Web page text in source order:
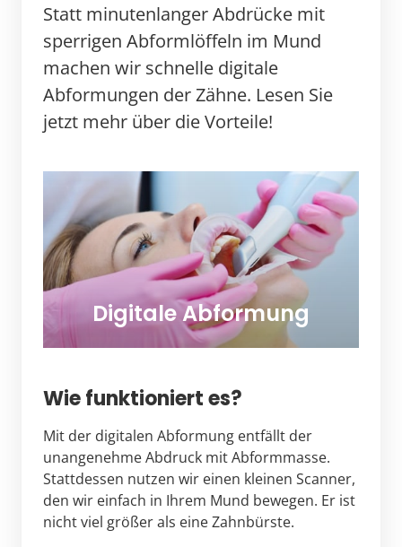
Statt minutenlanger Abdrücke mit
sperrigen Abformlöffeln im Mund
machen wir schnelle digitale
Abformungen der Zähne. Lesen Sie
jetzt mehr über die Vorteile!
Digitale Abformung
Wie funktioniert es?
Mit der digitalen Abformung entfällt der
unangenehme Abdruck mit Abformmasse.
Stattdessen nutzen wir einen kleinen Scanner,
den wir einfach in Ihrem Mund bewegen. Er ist
nicht viel größer als eine Zahnbürste.